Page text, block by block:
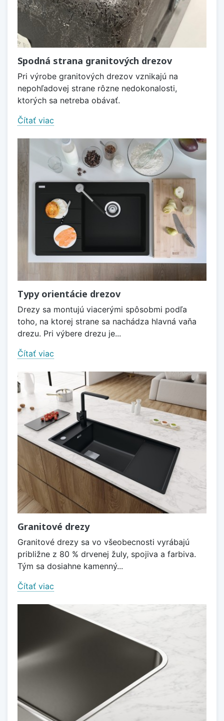
Spodná strana granitových drezov
Pri výrobe granitových drezov vznikajú na
nepohľadovej strane rôzne nedokonalosti,
ktorých sa netreba obávať.
Čítať viac
Typy orientácie drezov
Drezy sa montujú viacerými spôsobmi podľa
toho, na ktorej strane sa nachádza hlavná vaňa
drezu. Pri výbere drezu je...
Čítať viac
Granitové drezy
Granitové drezy sa vo všeobecnosti vyrábajú
približne z 80 % drvenej žuly, spojiva a farbiva.
Tým sa dosiahne kamenný...
Čítať viac